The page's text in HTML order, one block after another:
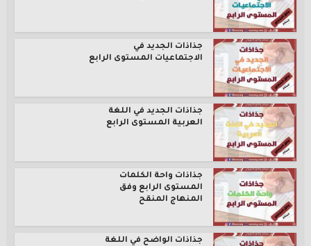
جذاذات الجديد في
الاجتماعيات المستوى الرابع
جذاذات الجديد في اللغة
العربية المستوى الرابع
جذاذات واحة الكلمات
المستوى الرابع وفق
المنهاج المنقح
جذاذات الواضح في اللغة